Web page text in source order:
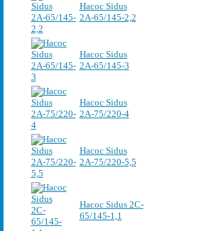
Насос Sidus
2А-65/145-2,2
Насос Sidus
2А-65/145-3
Насос Sidus
2А-75/220-4
Насос Sidus
2А-75/220-5,5
Насос Sidus 2C-
65/145-1,1